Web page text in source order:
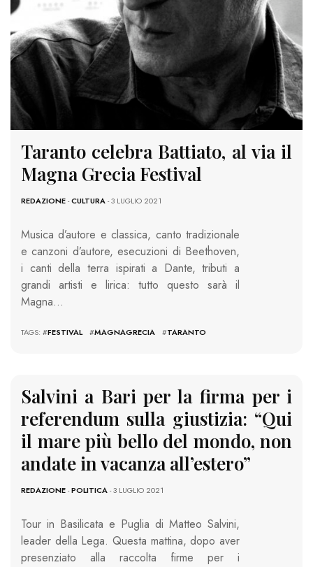
Taranto celebra Battiato, al via il
Magna Grecia Festival
REDAZIONE-CULTURA- 3 LUGLIO 2021
Musica d’autore e classica, canto tradizionale
e canzoni d’autore, esecuzioni di Beethoven,
i canti della terra ispirati a Dante, tributi a
grandi artisti e lirica: tutto questo sarà il
Magna…
TAGS: #FESTIVAL #MAGNAGRECIA #TARANTO
Salvini a Bari per la firma per i
referendum sulla giustizia: “Qui
il mare più bello del mondo, non
andate in vacanza all’estero”
REDAZIONE-POLITICA- 3 LUGLIO 2021
Tour in Basilicata e Puglia di Matteo Salvini,
leader della Lega. Questa mattina, dopo aver
presenziato alla raccolta firme per i